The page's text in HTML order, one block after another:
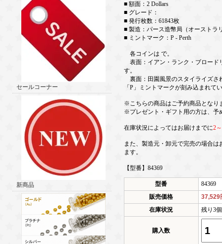
セールコーナー
新商品
■ 額面：2 Dollars
■ グレード：
■ 発行枚数：61843枚
■ 製造：パース造幣局（オーストラ
■ ミントマーク：P - Perth
各コインは で。
表面：イアン・ランク・ブロード
す。
裏面：田園風景のスタイライズさ
「P」ミントマークが刻み込まれて
※こちらの商品はご予約商品となり
※プレゼント・ギフト用の方は、予
在庫状況によってはお届けまでに2
また、製造元・卸元で完売の場合
ます。
【型番】84369
型番
84369
販売価格
37,529
在庫状況
残り3
購入数